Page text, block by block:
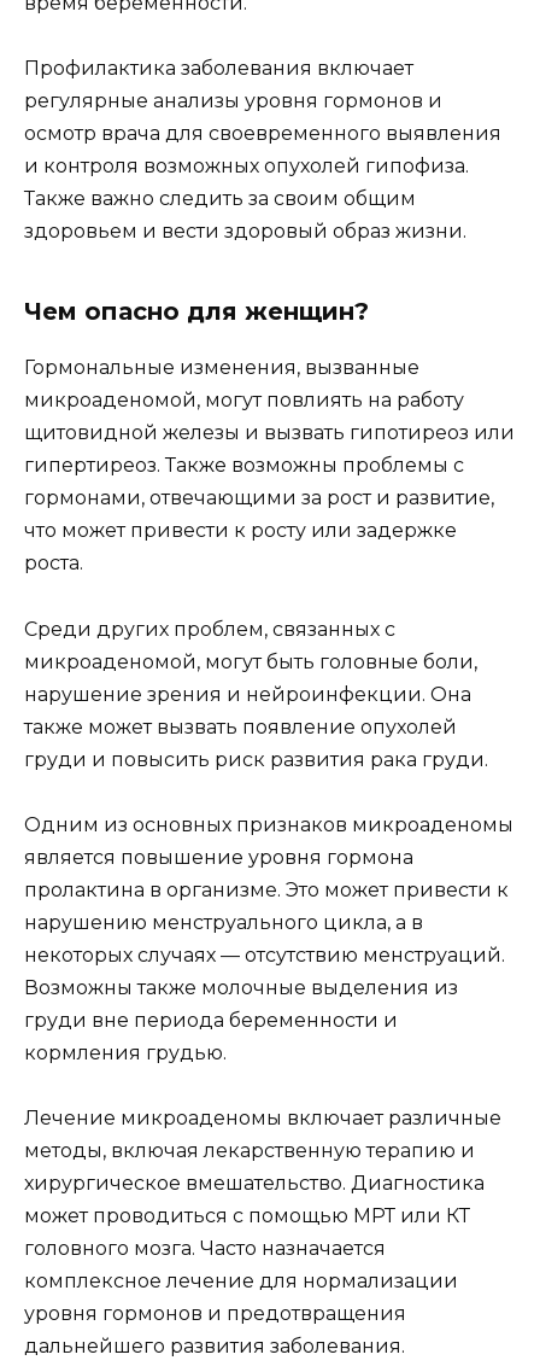
Профилактика заболевания включает
регулярные анализы уровня гормонов и
осмотр врача для своевременного выявления
и контроля возможных опухолей гипофиза.
Также важно следить за своим общим
здоровьем и вести здоровый образ жизни.
Чем опасно для женщин?
Гормональные изменения, вызванные
микроаденомой, могут повлиять на работу
щитовидной железы и вызвать гипотиреоз или
гипертиреоз. Также возможны проблемы с
гормонами, отвечающими за рост и развитие,
что может привести к росту или задержке
роста.
Среди других проблем, связанных с
микроаденомой, могут быть головные боли,
нарушение зрения и нейроинфекции. Она
также может вызвать появление опухолей
груди и повысить риск развития рака груди.
Одним из основных признаков микроаденомы
является повышение уровня гормона
пролактина в организме. Это может привести к
нарушению менструального цикла, а в
некоторых случаях — отсутствию менструаций.
Возможны также молочные выделения из
груди вне периода беременности и
кормления грудью.
Лечение микроаденомы включает различные
методы, включая лекарственную терапию и
хирургическое вмешательство. Диагностика
может проводиться с помощью МРТ или КТ
головного мозга. Часто назначается
комплексное лечение для нормализации
уровня гормонов и предотвращения
дальнейшего развития заболевания.